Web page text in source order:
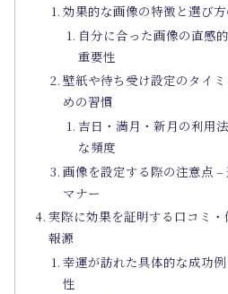
効果的な画像の特徴と選び
自分に合った画像の直感
重要性
壁紙や待ち受け設定のタイ
めの習慣
吉日・満月・新月の利用
な頻度
画像を設定する際の注意点
マナー
実際に効果を証明する口コミ
報源
幸運が訪れた具体的な成功
性